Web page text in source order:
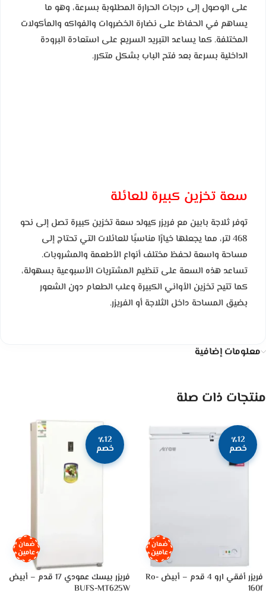
على الوصول إلى درجات الحرارة المطلوبة بسرعة، وهو ما
يساهم في الحفاظ على نضارة الخضروات والفواكه والمأكولات
المختلفة. كما يساعد التبريد السريع على استعادة البرودة
الداخلية بسرعة بعد فتح الباب بشكل متكرر.
سعة تخزين كبيرة للعائلة
توفر ثلاجة بابين مع فريزر كيولد سعة تخزين كبيرة تصل إلى نحو
468 لتر، مما يجعلها خيارًا مناسبًا للعائلات التي تحتاج إلى
مساحة واسعة لحفظ مختلف أنواع الأطعمة والمشروبات.
تساعد هذه السعة على تنظيم المشتريات الأسبوعية بسهولة،
كما تتيح تخزين الأواني الكبيرة وعلب الطعام دون الشعور
بضيق المساحة داخل الثلاجة أو الفريزر.
معلومات إضافية
منتجات ذات صلة
٪12
خصم
ضمان
عامين
فريزر أفقي ارو 4 قدم – أبيض Ro-
160f
٪12
خصم
ضمان
عامين
فريزر بيسك عمودي 17 قدم – أبيض
BUFS-MT625W